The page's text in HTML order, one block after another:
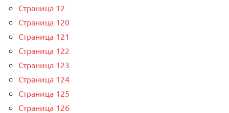
Страница 12
Страница 120
Страница 121
Страница 122
Страница 123
Страница 124
Страница 125
Страница 126